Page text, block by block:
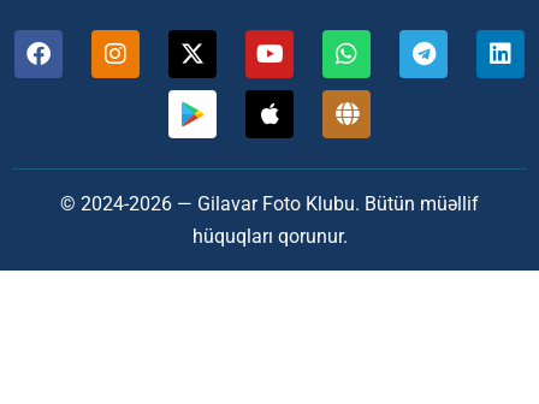
© 2024-2026 — Gilavar Foto Klubu. Bütün müəllif
hüquqları qorunur.